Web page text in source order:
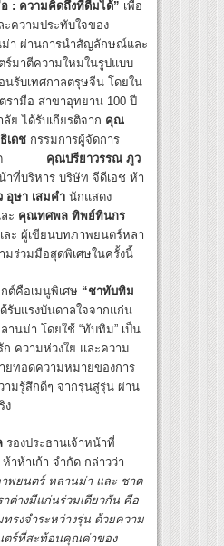
: ความคิดถึงที่ดื่มได้” เพื่อ
ะความประทับใจของ
ม่า ผ่านการนำสัญลักษณ์และ
ร์มาตีความใหม่ในรูปแบบ
นรับเทศกาลตรุษจีน โดยใน
รามือ สาขาอุทยาน 100 ปี
ย ได้รับเกียรติจาก คุณ
เดช กรรมการผู้จัดการ
คุณปรียาวรรณ ภูว
าที่บริหาร บริษัท จีดีเอช ห้า
อุษา เสมคำ นักแสดง
ะ คุณทศพล ทิพย์ทินกร
ละ ผู้เขียนบทภาพยนตร์หลา
มร่วมมือสุดพิเศษในครั้งนี้
ต์คือเมนูพิเศษ “ชาทับทิม
รับแรงบันดาลใจจากแก่น
านม่า โดยใช้ “ทับทิม” เป็น
ความห่วงใย และความ
ยทอดความหมายของการ
ามรู้สึกดีๆ จากรุ่นสู่รุ่น ผ่าน
ง
รองประธานเจ้าหน้าที่
าห้าเก้า จำกัด กล่าวว่า
าพยนตร์ หลานม่า และ ชาต
าต่างมีแก่นร่วมเดียวกัน คือ
รงจำระหว่างรุ่น ด้วยความ
ตร์ที่สะท้อนคุณค่าของ